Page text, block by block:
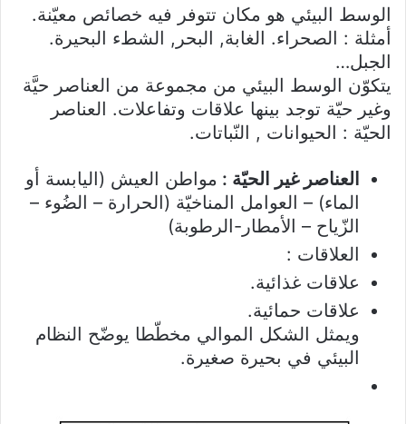
الوسط البيئي هو مكان تتوفر فيه خصائص معيّنة.
أمثلة : الصحراء. الغابة, البحر, الشطء البحيرة.
الجبل…
يتكوّن الوسط البيئي من مجموعة من العناصر حيَّة
وغير حيّة توجد بينها علاقات وتفاعلات. العناصر
الحيّة : الحيوانات , النّباتات.
العناصر غير الحيّة : مواطن العيش (اليابسة أو
الماء) – العوامل المناخيّة (الحرارة – الضُوء –
الزّياح – الأمطار-الرطوبة)
العلاقات :
علاقات غذائية.
علاقات حمائية.
ويمثل الشكل الموالي مخطّطا يوضّح النظام
البيئي في بحيرة صغيرة.